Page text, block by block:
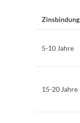
Zinsbindung
5-10 Jahre
15-20 Jahre